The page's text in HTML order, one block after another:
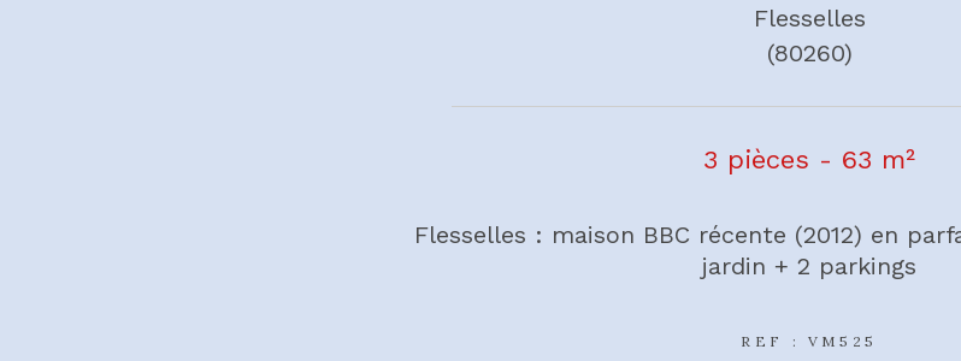
Flesselles
(80260)
3 pièces - 63 m²
Flesselles : maison BBC récente (2012) en
jardin + 2 parkings
REF : VM525